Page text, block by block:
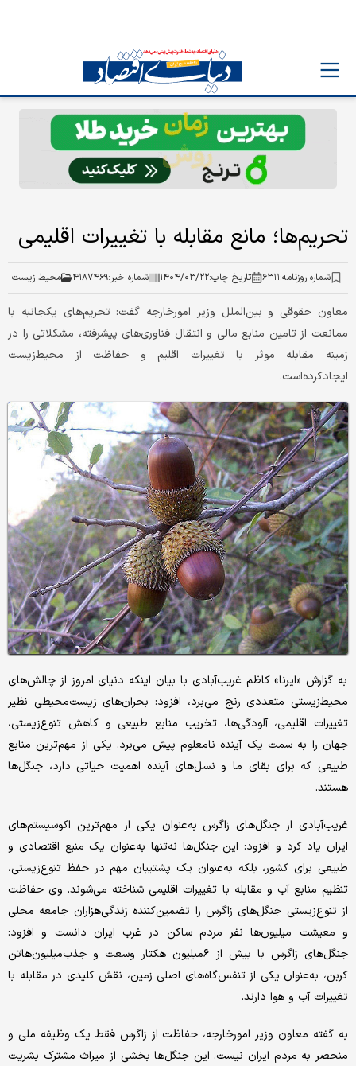
تحریم‌ها؛ مانع مقابله با تغییرات اقلیمی
شماره روزنامه:۶۳۱۱ تاریخ چاپ:۱۴۰۴/۰۳/۲۲ شماره خبر:۴۱۸۷۴۶۹ محیط زیست
معاون حقوقی و بین‌الملل وزیر امورخارجه گفت: تحریم‌های یکجانبه با
ممانعت از تامین منابع مالی و انتقال فناوری‌های پیشرفته، مشکلاتی را در
زمینه مقابله موثر با تغییرات اقلیم و حفاظت از محیط‌زیست
ایجاد‌کرده‌است.
به گزارش «ایرنا» کاظم غریب‌‌‌‌‌آبادی با بیان اینکه دنیای امروز از چالش‌های
محیط‌زیستی متعددی رنج می‌برد، افزود: بحران‌های زیست‌محیطی نظیر
تغییرات اقلیمی، آلودگی‌‌‌‌‌ها، تخریب منابع طبیعی و کاهش تنوع‌زیستی،
جهان را به سمت یک آینده نامعلوم پیش می‌برد. یکی از مهم‌ترین منابع
طبیعی که برای بقای ما و نسل‌های آینده اهمیت حیاتی دارد، جنگل‌‌‌‌‌ها
هستند.
غریب‌‌‌‌‌آبادی از جنگل‌‌‌‌‌های زاگرس به‌عنوان یکی از مهم‌ترین اکوسیستم‌های
ایران یاد کرد و افزود: این جنگل‌‌‌‌‌ها نه‌تنها به‌عنوان یک منبع اقتصادی و
طبیعی برای کشور، بلکه به‌عنوان یک پشتیبان مهم در حفظ تنوع‌زیستی،
تنظیم منابع آب و مقابله با تغییرات اقلیمی شناخته می‌شوند. وی حفاظت
از تنوع‌زیستی جنگل‌‌‌‌‌های زاگرس را تضمین‌‌‌‌‌کننده زندگی‌هزاران جامعه محلی
و معیشت ‌میلیون‌ها نفر مردم ساکن در غرب ایران دانست و افزود:
جنگل‌‌‌‌‌های زاگرس با بیش از ۶‌میلیون هکتار وسعت و جذب‌میلیون‌ها‌تن
کربن، به‌عنوان یکی از تنفس‌‌‌‌‌گاه‌‌‌‌‌های اصلی زمین، نقش کلیدی در مقابله با
تغییرات آب و هوا دارند.
به گفته معاون وزیر امور‌خارجه، حفاظت از زاگرس فقط یک وظیفه ملی و
منحصر به مردم ایران نیست. این جنگل‌‌‌‌‌ها بخشی از میراث مشترک بشریت